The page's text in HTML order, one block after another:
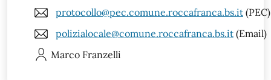
protocollo@pec.comune.roccafranca.bs.it (PEC)
polizialocale@comune.roccafranca.bs.it (Email)
Marco Franzelli